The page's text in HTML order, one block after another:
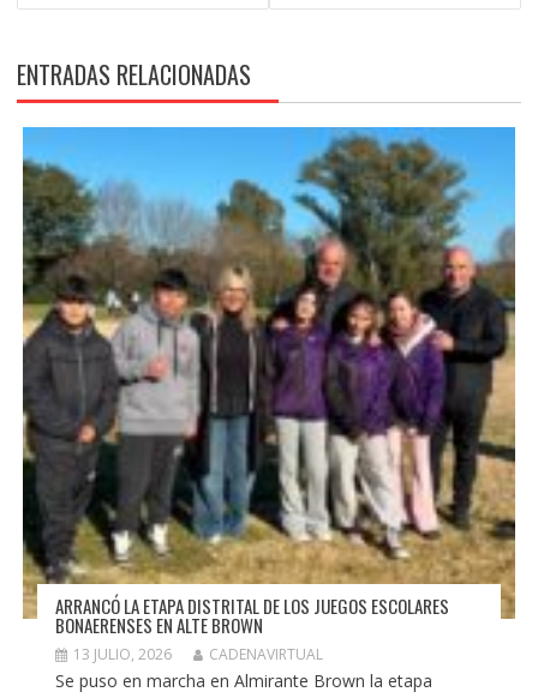
ENTRADAS RELACIONADAS
ARRANCÓ LA ETAPA DISTRITAL DE LOS JUEGOS ESCOLARES
BONAERENSES EN ALTE BROWN
13 JULIO, 2026 CADENAVIRTUAL
Se puso en marcha en Almirante Brown la etapa